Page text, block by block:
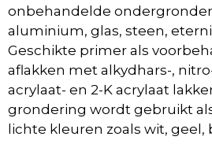
onbehandelde
aluminium, glas, steen,
Geschikte primer als
aflakken met alkydhars-,
acrylaat- en 2-K acrylaat
grondering wordt gebruikt
lichte kleuren zoals wit, geel,